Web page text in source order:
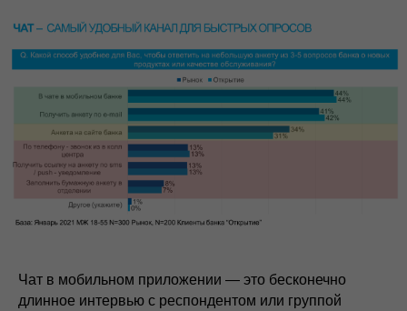
Чат в мобильном приложении — это бесконечно
длинное интервью с респондентом или группой